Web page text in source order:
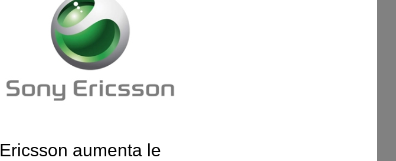
Ericsson aumenta le